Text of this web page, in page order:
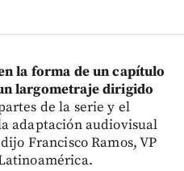
la forma de un capítulo
largometraje dirigido
de la serie y el
adaptación audiovisual
dijo Francisco Ramos, VP